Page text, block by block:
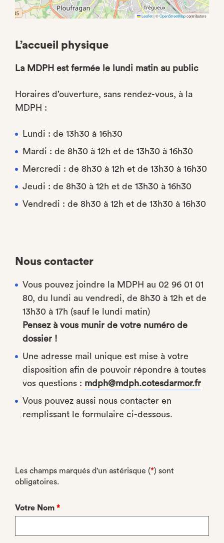
Leaflet|©OpenStreetMapcontributors
L’accueil physique
La MDPH est fermée le lundi matin au public
Horaires d’ouverture, sans rendez-vous, à la
MDPH :
Lundi : de 13h30 à 16h30
Mardi : de 8h30 à 12h et de 13h30 à 16h30
Mercredi : de 8h30 à 12h et de 13h30 à 16h30
Jeudi : de 8h30 à 12h et de 13h30 à 16h30
Vendredi : de 8h30 à 12h et de 13h30 à 16h30
Nous contacter
Vous pouvez joindre la MDPH au 02 96 01 01
80, du lundi au vendredi, de 8h30 à 12h et de
13h30 à 17h (sauf le lundi matin)
Pensez à vous munir de votre numéro de
dossier !
Une adresse mail unique est mise à votre
disposition afin de pouvoir répondre à toutes
vos questions : mdph@mdph.cotesdarmor.fr
Vous pouvez aussi nous contacter en
remplissant le formulaire ci-dessous.
Les champs marqués d'un astérisque (*) sont
obligatoires.
Votre Nom *